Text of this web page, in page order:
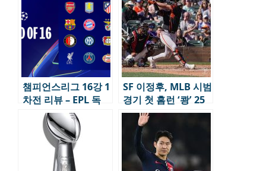
챔피언스리그 16강 1
차전 리뷰 – EPL 독
주, 변수 남긴 빅매치
SF 이정후, MLB 시범
경기 첫 홈런 ‘쾅’ 25
년시즌 기되된다.